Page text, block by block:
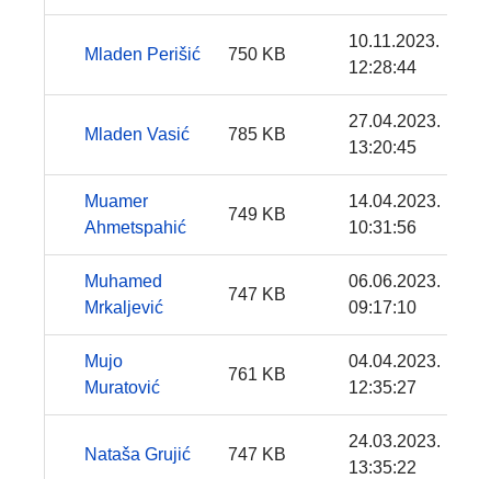
Mladen Perišić 750 KB
10.11.2023.
12:28:44
Mladen Vasić 785 KB
27.04.2023.
13:20:45
Muamer
Ahmetspahić
749 KB
14.04.2023.
10:31:56
Muhamed
Mrkaljević
747 KB
06.06.2023.
09:17:10
Mujo
Muratović
761 KB
04.04.2023.
12:35:27
Nataša Grujić 747 KB
24.03.2023.
13:35:22